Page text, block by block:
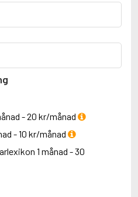
- 20 kr/månad
- 10 kr/månad
1 månad - 30